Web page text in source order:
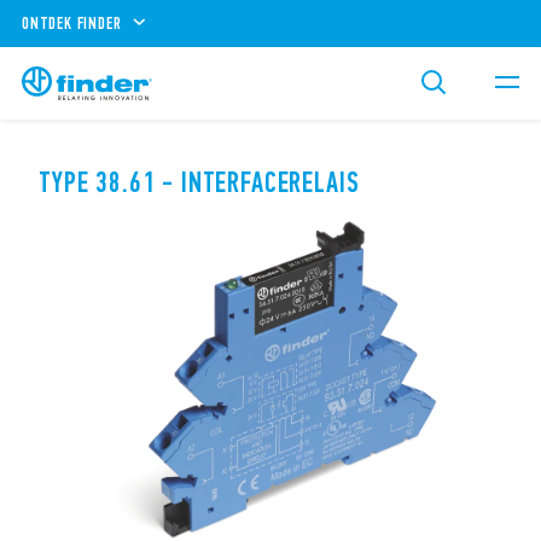
ONTDEK FINDER
TYPE 38.61 - INTERFACERELAIS